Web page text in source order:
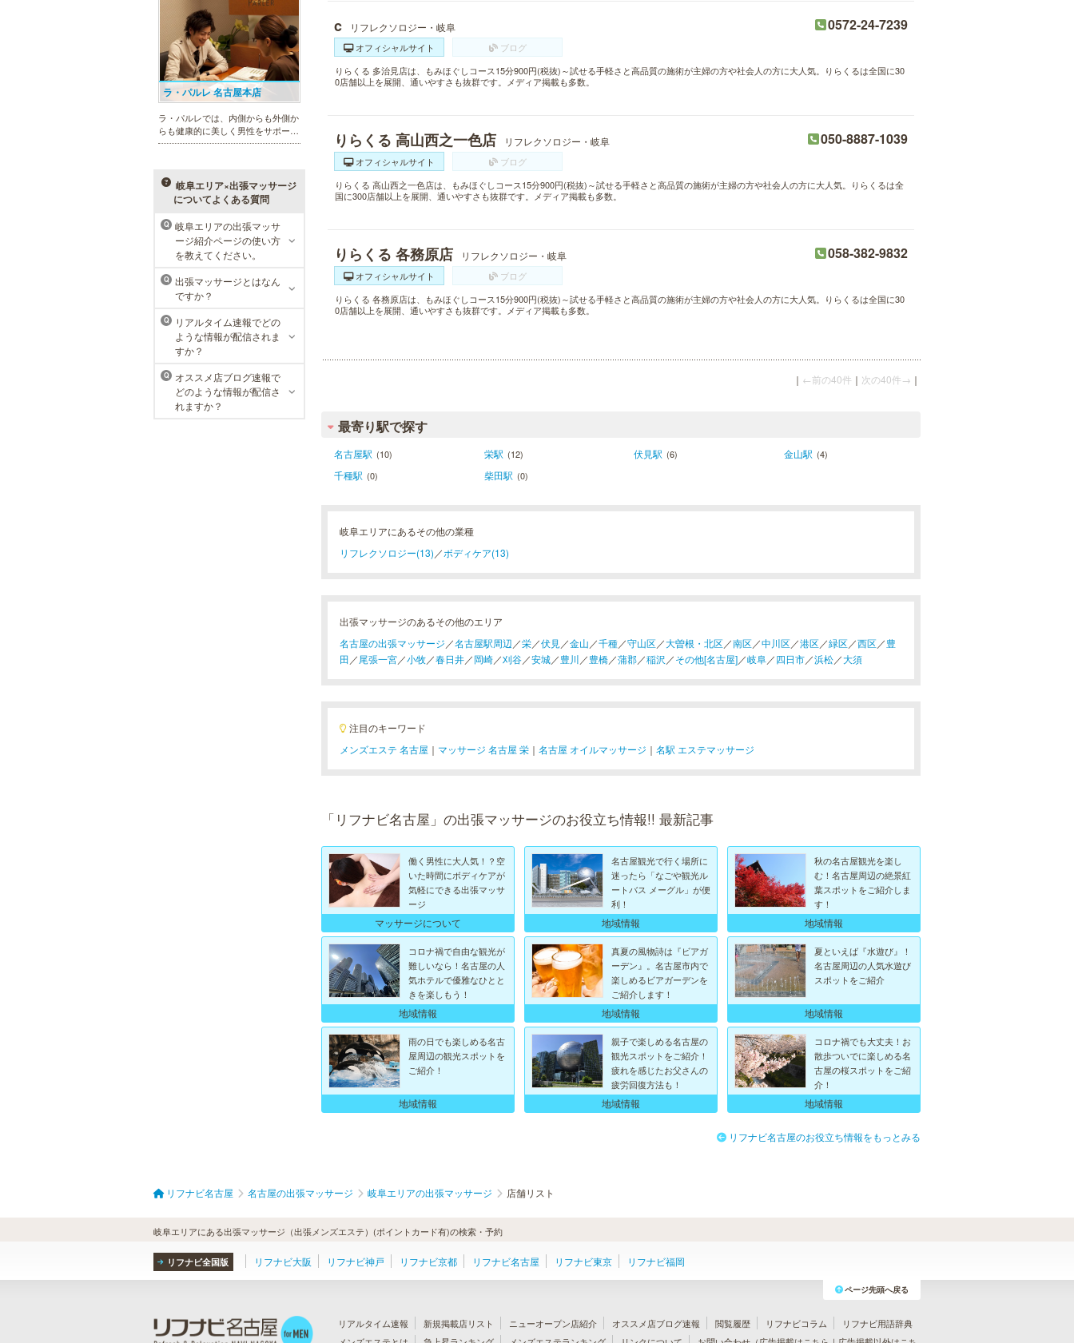
が、現在では提携院含め全国10院を
展開するクリニックになりました。
ラ・パルレ 名古屋本店
ラ・パルレでは、内側からも外側か
らも健康的に美しく男性をサポー
ト。脱メタボリックやダイエット、
メニューをご用意。お得な体験コー
スも多数！
MEN’S TBC 名古屋本店
メンズTBCは、創業以来男性の健康
的な美を追究してきました。豊富な
脱毛メニューを始め、フェイシャル
ケア、下腹引き締め等、各種お得な
体験コースを取り揃えています。選
べる種類の多さで初めての方も安心
です。
岐阜エリア×出張マッサージ
についてよくある質問
Q
岐阜エリアの出張マッサ
ージ紹介ページの使い方
を教えてください。
Q
出張マッサージとはなん
ですか？
Q
リアルタイム速報でどの
ような情報が配信されま
すか？
Q
オススメ店ブログ速報で
どのような情報が配信さ
れますか？
c リフレクソロジー・岐阜 0572-24-7239
オフィシャルサイト
ブログ
りらくる 多治見店は、もみほぐしコース15分900円(税抜)～試せる手軽さと高品質の施術が主婦の方や社会人の方に大人気。りらくるは全国に30
0店舗以上を展開、通いやすさも抜群です。メディア掲載も多数。
りらくる 高山西之一色店 リフレクソロジー・岐阜 050-8887-1039
オフィシャルサイト
ブログ
りらくる 高山西之一色店は、もみほぐしコース15分900円(税抜)～試せる手軽さと高品質の施術が主婦の方や社会人の方に大人気。りらくるは全
国に300店舗以上を展開、通いやすさも抜群です。メディア掲載も多数。
りらくる 各務原店 リフレクソロジー・岐阜 058-382-9832
オフィシャルサイト
ブログ
りらくる 各務原店は、もみほぐしコース15分900円(税抜)～試せる手軽さと高品質の施術が主婦の方や社会人の方に大人気。りらくるは全国に30
0店舗以上を展開、通いやすさも抜群です。メディア掲載も多数。
｜ ←前の40件 ｜ 次の40件→ ｜
最寄り駅で探す
名古屋駅 (10) 栄駅 (12) 伏見駅 (6) 金山駅 (4)
千種駅 (0) 柴田駅 (0)
岐阜エリアにあるその他の業種
リフレクソロジー(13) ／ボディケア(13)
出張マッサージのあるその他のエリア
名古屋の出張マッサージ ／名古屋駅周辺 ／栄／伏見 ／金山 ／千種／守山区／大曽根・北区／南区／中川区／港区／緑区／西区／豊
田 ／尾張一宮／小牧／春日井／岡崎／刈谷／安城／豊川 ／豊橋／蒲郡／稲沢 ／その他[名古屋]／岐阜／四日市／浜松／大須
注目のキーワード
メンズエステ 名古屋 ｜ マッサージ 名古屋 栄 ｜ 名古屋 オイルマッサージ ｜ 名駅 エステマッサージ
「リフナビ名古屋」の出張マッサージのお役立ち情報!! 最新記事
働く男性に大人気！？空
いた時間にボディケアが
気軽にできる出張マッサ
ージ
マッサージについて
名古屋観光で行く場所に
迷ったら「なごや観光ル
ートバス メーグル」が便
利！
地域情報
秋の名古屋観光を楽し
む！名古屋周辺の絶景紅
葉スポットをご紹介しま
す！
地域情報
コロナ禍で自由な観光が
難しいなら！名古屋の人
気ホテルで優雅なひとと
きを楽しもう！
地域情報
真夏の風物詩は『ビアガ
ーデン』。名古屋市内で
楽しめるビアガーデンを
ご紹介します！
地域情報
夏といえば『水遊び』！
名古屋周辺の人気水遊び
スポットをご紹介
地域情報
雨の日でも楽しめる名古
屋周辺の観光スポットを
ご紹介！
地域情報
親子で楽しめる名古屋の
観光スポットをご紹介！
疲れを感じたお父さんの
疲労回復方法も！
地域情報
コロナ禍でも大丈夫！お
散歩ついでに楽しめる名
古屋の桜スポットをご紹
介！
地域情報
リフナビ名古屋のお役立ち情報をもっとみる
リフナビ名古屋 名古屋の出張マッサージ 岐阜エリアの出張マッサージ 店舗リスト
岐阜エリアにある出張マッサージ（出張メンズエステ）(ポイントカード有)の検索・予約
リフナビ全国版 リフナビ大阪 リフナビ神戸 リフナビ京都 リフナビ名古屋 リフナビ東京 リフナビ福岡
ページ先頭へ戻る
リアルタイム速報 新規掲載店リスト ニューオープン店紹介 オススメ店ブログ速報 閲覧履歴 リフナビコラム
リフナビ用語辞典